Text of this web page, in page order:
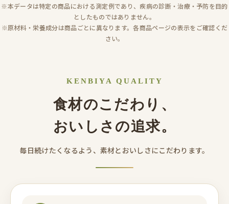
※本データは特定の商品における測定例であり、疾病の診断・治療・予防を目的
としたものではありません。
※原材料・栄養成分は商品ごとに異なります。各商品ページの表示をご確認くだ
さい。
KENBIYA QUALITY
食材のこだわり、
おいしさの追求。
毎日続けたくなるよう、素材とおいしさにこだわります。